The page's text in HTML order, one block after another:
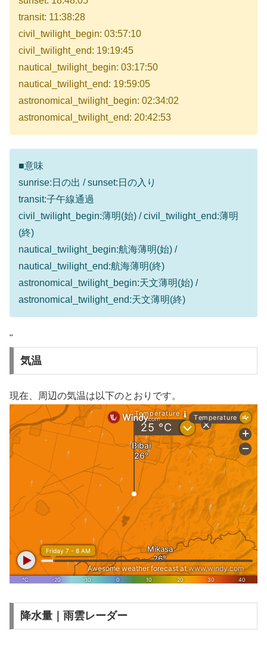
transit: 11:38:28
civil_twilight_begin: 03:57:10
civil_twilight_end: 19:19:45
nautical_twilight_begin: 03:17:50
nautical_twilight_end: 19:59:05
astronomical_twilight_begin: 02:34:02
astronomical_twilight_end: 20:42:53
■意味
sunrise:日の出 / sunset:日の入り
transit:子午線通過
civil_twilight_begin:薄明(始) / civil_twilight_end:薄明
(終)
nautical_twilight_begin:航海薄明(始) /
nautical_twilight_end:航海薄明(終)
astronomical_twilight_begin:天文薄明(始) /
astronomical_twilight_end:天文薄明(終)
"
気温
現在、周辺の気温は以下のとおりです。
降水量｜雨雲レーダー